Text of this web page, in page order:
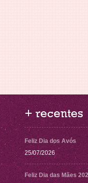
+ recentes
Feliz Dia dos Avós
25/07/2026
Feliz Dia das Mães